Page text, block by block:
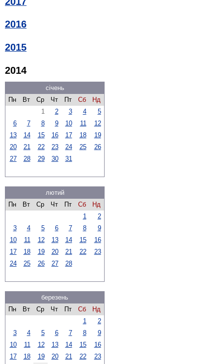
2016
2015
2014
січень
Пн
Вт Ср Чт Пт Сб
Нд
1
2 3 4
5
6
7 8 9 10 11
12
13
14 15 16 17 18
19
20
21 22 23 24 25
26
27
28 29 30 31
лютий
Пн
Вт Ср Чт Пт Сб
Нд
1
2
3
4 5 6 7 8
9
10
11 12 13 14 15
16
17
18 19 20 21 22
23
24
25 26 27 28
березень
Пн
Вт Ср Чт Пт Сб
Нд
1
2
3
4 5 6 7 8
9
10
11 12 13 14 15
16
17
18 19 20 21 22
23